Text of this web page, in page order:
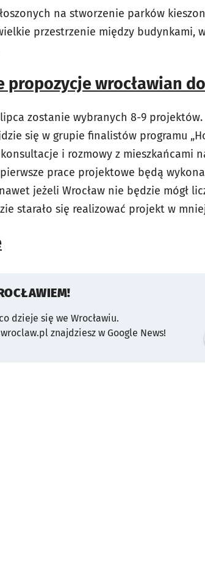
na stworzenie parków
przestrzenie między budynkami,
propozycje wrocławian
lipca zostanie wybranych 8-9
się w grupie finalistów programu
i rozmowy z mieszkańcami
prace projektowe będą
jeżeli Wrocław nie będzie mógł
starało się realizować projekt w
dzieje się we Wrocławiu.
znajdziesz w Google News!